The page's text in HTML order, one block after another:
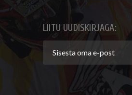
LIITU UUDISKIRJAGA: